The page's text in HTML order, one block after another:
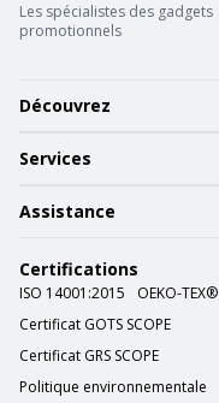
Les spécialistes des gadgets
promotionnels
Découvrez
Services
Assistance
Certifications
ISO 14001:2015
OEKO-TEX®
Certificat GOTS SCOPE
Certificat GRS SCOPE
Politique environnementale